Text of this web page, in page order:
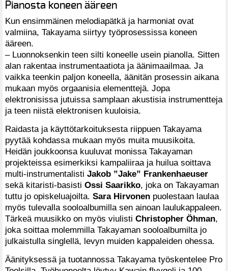
Pianosta koneen ääreen
Kun ensimmäinen melodiapätkä ja harmoniat ovat
valmiina, Takayama siirtyy työprosessissa koneen
ääreen.
– Luonnoksenkin teen silti koneelle usein pianolla. Sitten
alan rakentaa instrumentaatiota ja äänimaailmaa. Ja
vaikka teenkin paljon koneella, äänitän prosessin aikana
mukaan myös orgaanisia elementtejä. Jopa
elektronisissa jutuissa samplaan akustisia instrumentteja
ja teen niistä elektronisen kuuloisia.
Raidasta ja käyttötarkoituksesta riippuen Takayama
pyytää kohdassa mukaan myös muita muusikoita.
Heidän joukkoonsa kuuluvat monissa Takayaman
projekteissa esimerkiksi kampaliiraa ja huilua soittava
multi-instrumentalisti Jakob ”Jake” Frankenhaeuser
sekä kitaristi-basisti Ossi Saarikko, joka on Takayaman
tuttu jo opiskeluajoilta. Sara Hirvonen puolestaan laulaa
myös tulevalla sooloalbumilla sen ainoan laulukappaleen.
Tärkeä muusikko on myös viulisti Christopher Öhman,
joka soittaa molemmilla Takayaman sooloalbumilta jo
julkaistulla singlellä, levyn muiden kappaleiden ohessa.
Äänityksessä ja tuotannossa Takayama työskentelee Pro